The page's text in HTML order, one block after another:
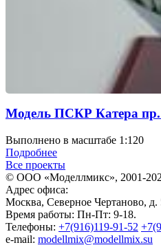
Модель ПСКР Катера
Выполнено в масштабе 1:120
Подробнее
Все проекты
© ООО «Моделлмикс», 2001-
Адрес офиса:
Москва, Северное Чертаново, д.
Время работы: Пн-Пт: 9-18.
Телефоны: +7(916)119-91-52
e-mail: modellmix@modellmix.su